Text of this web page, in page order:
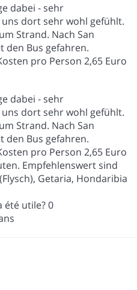
dabei - sehr
dort sehr wohl gefühlt.
Strand. Nach San
den Bus gefahren.
pro Person 2,65 Euro
dabei - sehr
dort sehr wohl gefühlt.
Strand. Nach San
den Bus gefahren.
pro Person 2,65 Euro
Empfehlenswert sind
Getaria, Hondaribia
été utile?0